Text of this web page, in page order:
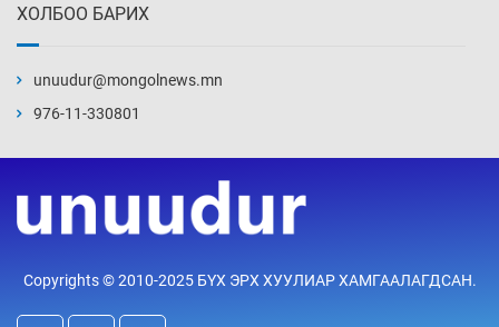
нэмэгджээ
Уржигдар 13 цаг 30 мин
худалдан авах хүсэлтээ уламжлав
Уржигдар 13 цаг 00 мин
ХОЛБОО БАРИХ
unuudur@mongolnews.mn
976-11-330801
Copyrights © 2010-2025 БҮХ ЭРХ ХУУЛИАР ХАМГААЛАГДСАН.